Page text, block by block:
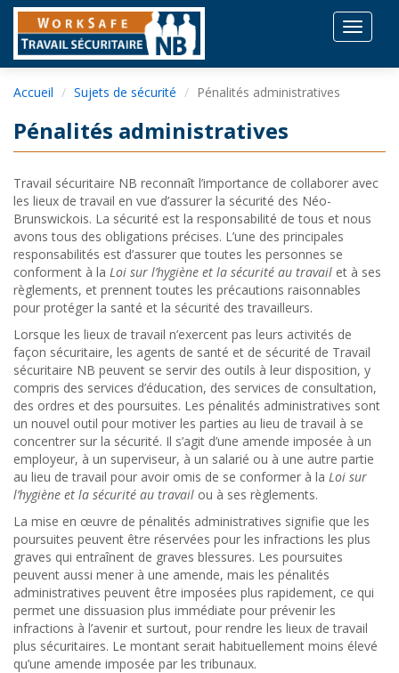
Toggle
Accueil Sujets de sécurité Pénalités administratives
Pénalités administratives
Travail sécuritaire NB reconnaît l’importance de collaborer avec
les lieux de travail en vue d’assurer la sécurité des Néo-
Brunswickois. La sécurité est la responsabilité de tous et nous
avons tous des obligations précises. L’une des principales
responsabilités est d’assurer que toutes les personnes se
conforment à la Loi sur l’hygiène et la sécurité au travail et à ses
règlements, et prennent toutes les précautions raisonnables
pour protéger la santé et la sécurité des travailleurs.
Lorsque les lieux de travail n’exercent pas leurs activités de
façon sécuritaire, les agents de santé et de sécurité de Travail
sécuritaire NB peuvent se servir des outils à leur disposition, y
compris des services d’éducation, des services de consultation,
des ordres et des poursuites. Les pénalités administratives sont
un nouvel outil pour motiver les parties au lieu de travail à se
concentrer sur la sécurité. Il s’agit d’une amende imposée à un
employeur, à un superviseur, à un salarié ou à une autre partie
au lieu de travail pour avoir omis de se conformer à la Loi sur
l’hygiène et la sécurité au travail ou à ses règlements.
La mise en œuvre de pénalités administratives signifie que les
poursuites peuvent être réservées pour les infractions les plus
graves qui entraînent de graves blessures. Les poursuites
peuvent aussi mener à une amende, mais les pénalités
administratives peuvent être imposées plus rapidement, ce qui
permet une dissuasion plus immédiate pour prévenir les
infractions à l’avenir et surtout, pour rendre les lieux de travail
plus sécuritaires. Le montant serait habituellement moins élevé
qu’une amende imposée par les tribunaux.